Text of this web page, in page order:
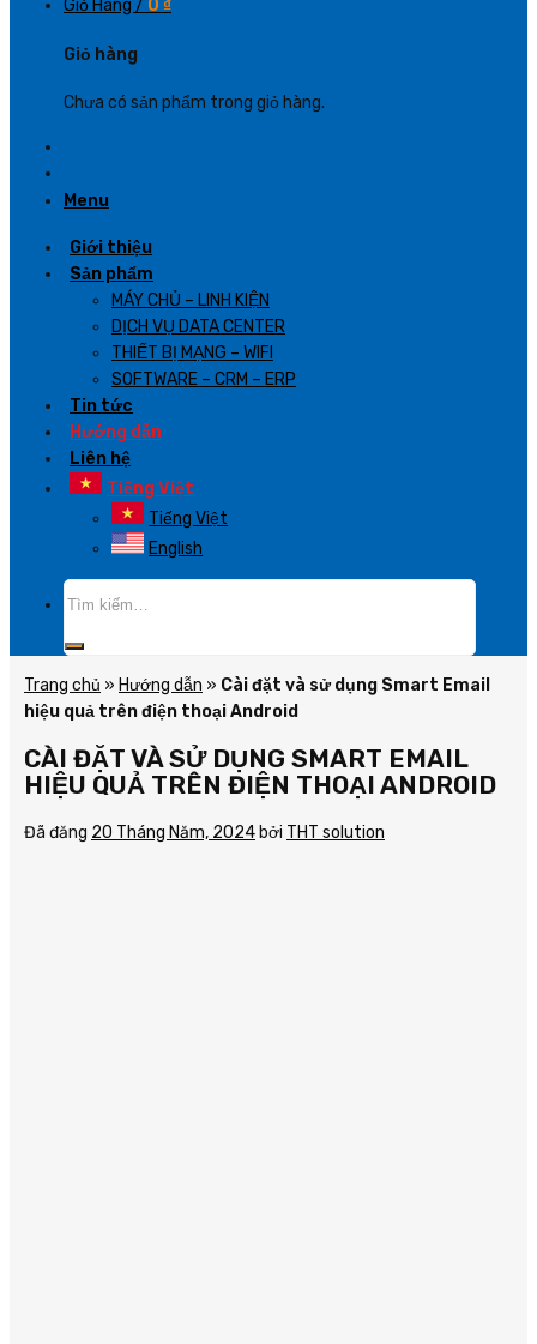
Giỏ Hàng / 0 ₫
Giỏ hàng
Chưa có sản phẩm trong giỏ hàng.
Menu
Giới thiệu
Sản phẩm
MÁY CHỦ – LINH KIỆN
DỊCH VỤ DATA CENTER
THIẾT BỊ MẠNG – WIFI
SOFTWARE – CRM – ERP
Tin tức
Hướng dẫn
Liên hệ
Tiếng Việt
Tiếng Việt
English
Trang chủ » Hướng dẫn » Cài đặt và sử dụng Smart Email
hiệu quả trên điện thoại Android
CÀI ĐẶT VÀ SỬ DỤNG SMART EMAIL
HIỆU QUẢ TRÊN ĐIỆN THOẠI ANDROID
Đã đăng 20 Tháng Năm, 2024 bởi THT solution